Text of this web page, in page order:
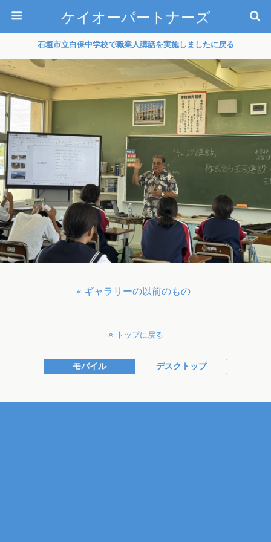
ケイオーパートナーズ
石垣市立白保中学校で職業人講話を実施しましたに戻る
« ギャラリーの以前のもの
トップに戻る
モバイル デスクトップ